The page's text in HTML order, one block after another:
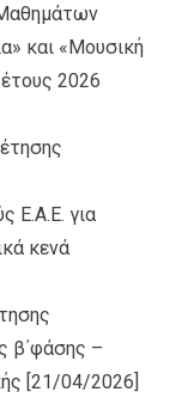
και «Μουσική
2026
Ε.Α.Ε. για
κενά
β΄φάσης –
[21/04/2026]